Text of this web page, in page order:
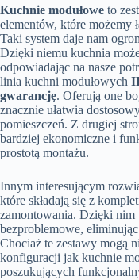
Kuchnie modułowe to
elementów, które możemy
Taki system daje nam
Dzięki niemu kuchnia
odpowiadając na nasze
linia kuchni modułowych
gwarancję. Oferują one
znacznie ułatwia
pomieszczeń. Z drugiej
bardziej ekonomiczne i
prostotą montażu.
Innym interesującym
które składają się z
zamontowania. Dzięki nim
bezproblemowe,
Chociaż te zestawy mogą
konfiguracji jak kuchnie
poszukujących